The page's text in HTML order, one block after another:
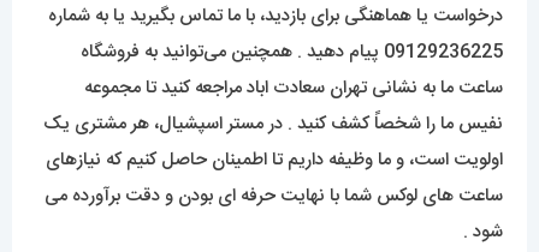
درخواست یا هماهنگی برای بازدید، با ما تماس بگیرید یا به شماره
09129236225 پیام دهید . همچنین می‌توانید به فروشگاه
ساعت ما به نشانی تهران سعادت اباد مراجعه کنید تا مجموعه
نفیس ما را شخصاً کشف کنید . در مستر اسپشیال، هر مشتری یک
اولویت است، و ما وظیفه داریم تا اطمینان حاصل کنیم که نیازهای
ساعت های لوکس شما با نهایت حرفه ای بودن و دقت برآورده می
شود .